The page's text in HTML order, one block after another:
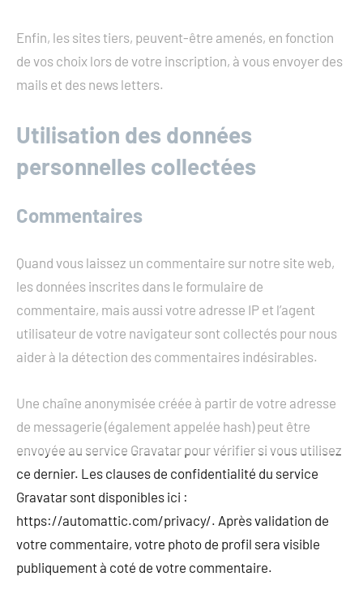
Enfin, les sites tiers, peuvent-être amenés, en fonction
de vos choix lors de votre inscription, à vous envoyer des
mails et des news letters.
Utilisation des données
personnelles collectées
Commentaires
Quand vous laissez un commentaire sur notre site web,
les données inscrites dans le formulaire de
commentaire, mais aussi votre adresse IP et l’agent
utilisateur de votre navigateur sont collectés pour nous
aider à la détection des commentaires indésirables.
Une chaîne anonymisée créée à partir de votre adresse
de messagerie (également appelée hash) peut être
envoyée au service Gravatar pour vérifier si vous utilisez
ce dernier. Les clauses de confidentialité du service
Gravatar sont disponibles ici :
https://automattic.com/privacy/. Après validation de
votre commentaire, votre photo de profil sera visible
publiquement à coté de votre commentaire.